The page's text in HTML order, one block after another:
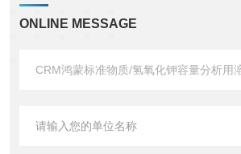
ONLINE MESSAGE